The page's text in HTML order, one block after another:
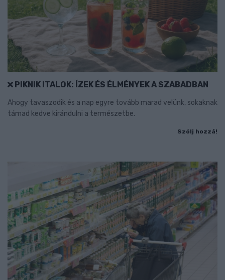
PIKNIK ITALOK: ÍZEK ÉS ÉLMÉNYEK A SZABADBAN
Ahogy tavaszodik és a nap egyre tovább marad velünk, sokaknak
támad kedve kirándulni a természetbe.
Szólj hozzá!